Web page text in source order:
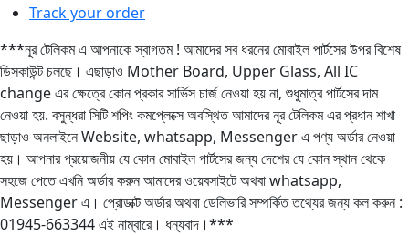
Track your order
***নূর টেলিকম এ আপনাকে স্বাগতম ! আমাদের সব ধরনের মোবাইল পার্টসের উপর বিশেষ
ডিসকাউন্ট চলছে। এছাড়াও Mother Board, Upper Glass, All IC
change এর ক্ষেত্রে কোন প্রকার সার্ভিস চার্জ নেওয়া হয় না, শুধুমাত্র পার্টসের দাম
নেওয়া হয়. বসুন্ধরা সিটি শপিং কমপ্লেক্সে অবস্থিত আমাদের নূর টেলিকম এর প্রধান শাখা
ছাড়াও অনলাইনে Website, whatsapp, Messenger এ পণ্য অর্ডার নেওয়া
হয়। আপনার প্রয়োজনীয় যে কোন মোবাইল পার্টসের জন্য দেশের যে কোন স্থান থেকে
সহজে পেতে এখনি অর্ডার করুন আমাদের ওয়েবসাইটে অথবা whatsapp,
Messenger এ। প্রোডাক্ট অর্ডার অথবা ডেলিভারি সম্পর্কিত তথ্যের জন্য কল করুন :
01945-663344 এই নাম্বারে। ধন্যবাদ।***